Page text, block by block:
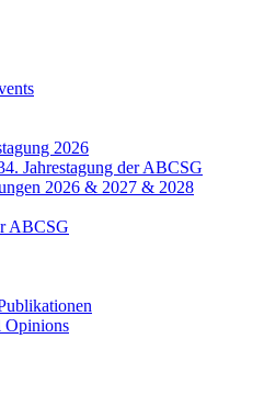
2026
Jahrestagung der ABCSG
2026 & 2027 & 2028
ABCSG